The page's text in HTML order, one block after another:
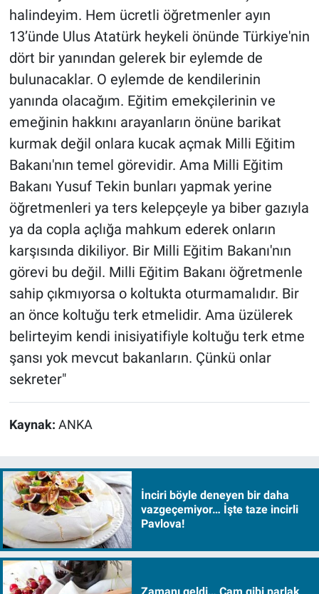
halindeyim. Hem ücretli öğretmenler ayın
13’ünde Ulus Atatürk heykeli önünde Türkiye'nin
dört bir yanından gelerek bir eylemde de
bulunacaklar. O eylemde de kendilerinin
yanında olacağım. Eğitim emekçilerinin ve
emeğinin hakkını arayanların önüne barikat
kurmak değil onlara kucak açmak Milli Eğitim
Bakanı'nın temel görevidir. Ama Milli Eğitim
Bakanı Yusuf Tekin bunları yapmak yerine
öğretmenleri ya ters kelepçeyle ya biber gazıyla
ya da copla açlığa mahkum ederek onların
karşısında dikiliyor. Bir Milli Eğitim Bakanı'nın
görevi bu değil. Milli Eğitim Bakanı öğretmenle
sahip çıkmıyorsa o koltukta oturmamalıdır. Bir
an önce koltuğu terk etmelidir. Ama üzülerek
belirteyim kendi inisiyatifiyle koltuğu terk etme
şansı yok mevcut bakanların. Çünkü onlar
sekreter"
Kaynak: ANKA
İnciri böyle deneyen bir daha
vazgeçemiyor… İşte taze incirli
Pavlova!